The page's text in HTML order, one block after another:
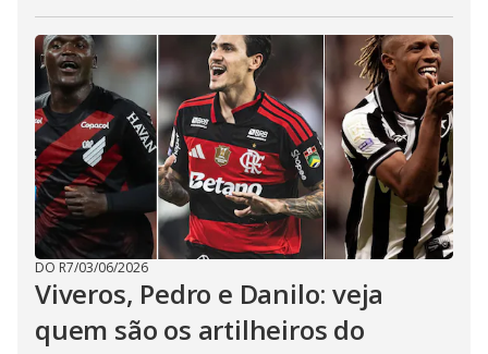
DO R7/03/06/2026
Viveros, Pedro e Danilo: veja
quem são os artilheiros do